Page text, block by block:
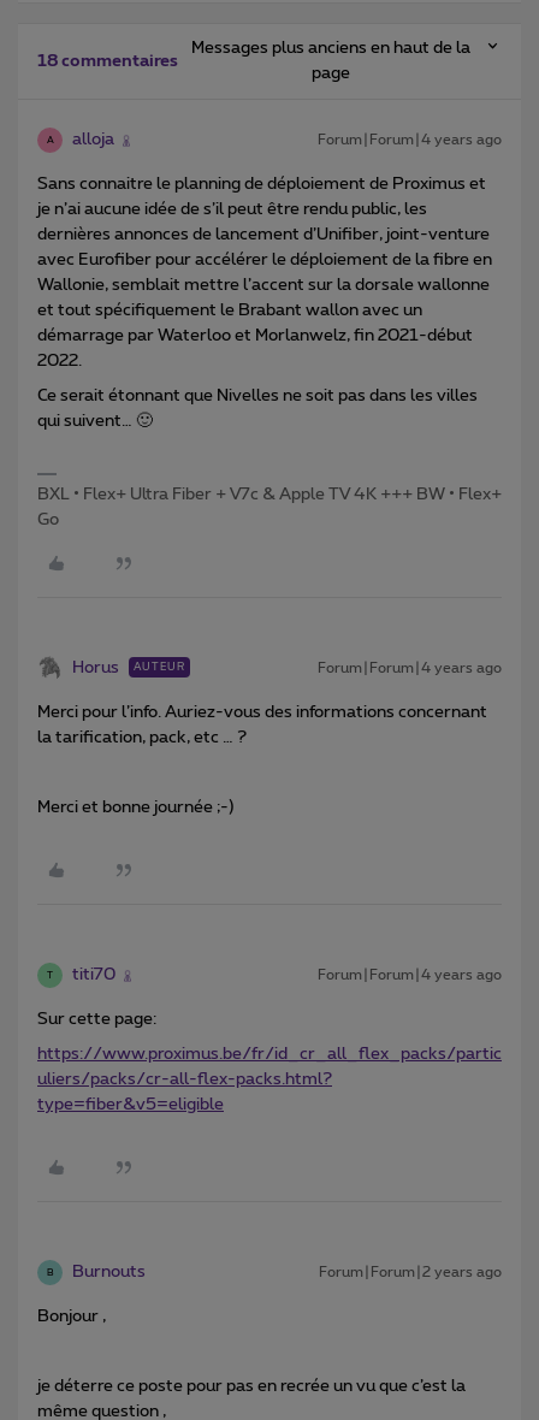
18 commentaires
Messages plus anciens en haut de la
page
A alloja Forum|Forum|4 years ago
Sans connaitre le planning de déploiement de Proximus et
je n’ai aucune idée de s’il peut être rendu public, les
dernières annonces de lancement d’Unifiber, joint-venture
avec Eurofiber pour accélérer le déploiement de la fibre en
Wallonie, semblait mettre l’accent sur la dorsale wallonne
et tout spécifiquement le Brabant wallon avec un
démarrage par Waterloo et Morlanwelz, fin 2021-début
2022.
Ce serait étonnant que Nivelles ne soit pas dans les villes
qui suivent… 🙂
BXL • Flex+ Ultra Fiber + V7c & Apple TV 4K +++ BW • Flex+
Go
Horus AUTEUR Forum|Forum|4 years ago
Merci pour l’info. Auriez-vous des informations concernant
la tarification, pack, etc … ?
Merci et bonne journée ;-)
T titi70 Forum|Forum|4 years ago
Sur cette page:
https://www.proximus.be/fr/id_cr_all_flex_packs/partic
uliers/packs/cr-all-flex-packs.html?
type=fiber&v5=eligible
B Burnouts Forum|Forum|2 years ago
Bonjour ,
je déterre ce poste pour pas en recrée un vu que c’est la
même question ,